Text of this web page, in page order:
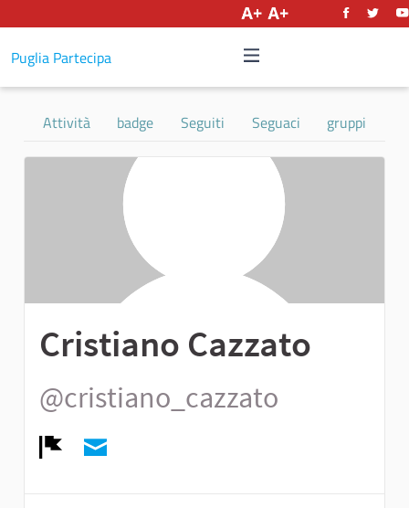
Puglia Partecipa
Attività badge Seguiti Seguaci gruppi
Cristiano Cazzato
@cristiano_cazzato